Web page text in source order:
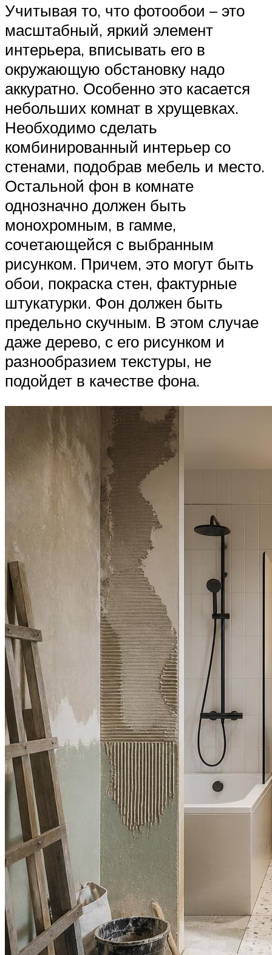
Учитывая то, что фотообои – это
масштабный, яркий элемент
интерьера, вписывать его в
окружающую обстановку надо
аккуратно. Особенно это касается
небольших комнат в хрущевках.
Необходимо сделать
комбинированный интерьер со
стенами, подобрав мебель и место.
Остальной фон в комнате
однозначно должен быть
монохромным, в гамме,
сочетающейся с выбранным
рисунком. Причем, это могут быть
обои, покраска стен, фактурные
штукатурки. Фон должен быть
предельно скучным. В этом случае
даже дерево, с его рисунком и
разнообразием текстуры, не
подойдет в качестве фона.